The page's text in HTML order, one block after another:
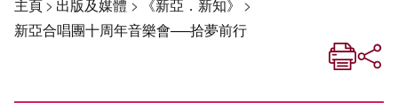
主頁> 出版及媒體 > 《新亞．新知》 >
新亞合唱團十周年音樂會──拾夢前行